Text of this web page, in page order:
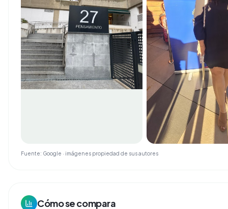
Fuente: Google · imágenes propiedad de sus autores
Cómo se compara